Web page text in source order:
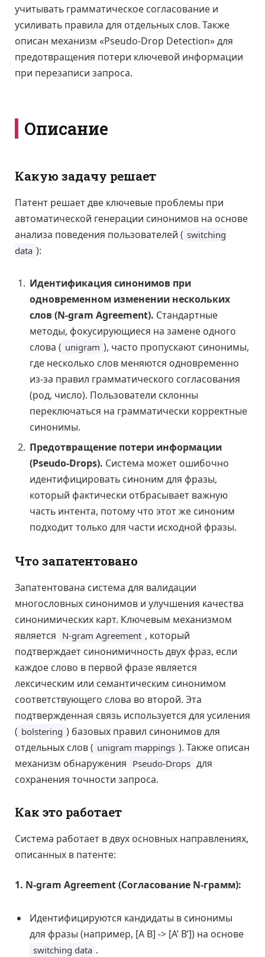
учитывать грамматическое согласование и
усиливать правила для отдельных слов. Также
описан механизм «Pseudo-Drop Detection» для
предотвращения потери ключевой информации
при перезаписи запроса.
Описание
Какую задачу решает
Патент решает две ключевые проблемы при
автоматической генерации синонимов на основе
анализа поведения пользователей ( switching
data ):
Идентификация синонимов при
одновременном изменении нескольких
слов (N-gram Agreement). Стандартные
методы, фокусирующиеся на замене одного
слова ( unigram ), часто пропускают синонимы,
где несколько слов меняются одновременно
из-за правил грамматического согласования
(род, число). Пользователи склонны
переключаться на грамматически корректные
синонимы.
Предотвращение потери информации
(Pseudo-Drops). Система может ошибочно
идентифицировать синоним для фразы,
который фактически отбрасывает важную
часть интента, потому что этот же синоним
подходит только для части исходной фразы.
Что запатентовано
Запатентована система для валидации
многословных синонимов и улучшения качества
синонимических карт. Ключевым механизмом
является N-gram Agreement , который
подтверждает синонимичность двух фраз, если
каждое слово в первой фразе является
лексическим или семантическим синонимом
соответствующего слова во второй. Эта
подтвержденная связь используется для усиления
( bolstering ) базовых правил синонимов для
отдельных слов ( unigram mappings ). Также описан
механизм обнаружения Pseudo-Drops для
сохранения точности запроса.
Как это работает
Система работает в двух основных направлениях,
описанных в патенте:
1. N-gram Agreement (Согласование N-грамм):
Идентифицируются кандидаты в синонимы
для фразы (например, [A B] -> [A’ B’]) на основе
switching data .